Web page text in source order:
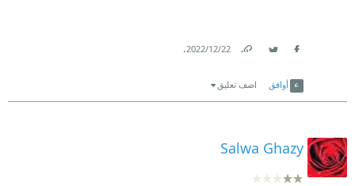
22‏/12‏/2022
.
أوافق اضف تعليق
Salwa Ghazy